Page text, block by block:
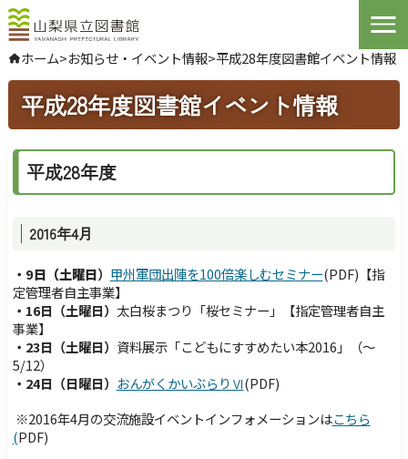
Open
やさしい日本語
よくある質問
お問い合わせ
文字サイズ
背景色指定
標準 青
黒
ふりがな
表示
音声
読み上げ
障害のある方へ
ホーム>お知らせ・イベント情報>平成28年度図書館イベント情報
平成28年度図書館イベント情報
平成28年度
2016年4月
・9日（土曜日） 甲州軍団出陣を100倍楽しむセミナー(PDF)【指
定管理者自主事業】
・16日（土曜日） 太白桜まつり「桜セミナー」【指定管理者自主
事業】
・23日（土曜日） 資料展示「こどもにすすめたい本2016」（～
5/12）
・24日（日曜日） おんがくかいぶらりⅥ(PDF)
※2016年4月の交流施設イベントインフォメーションはこちら
(PDF)